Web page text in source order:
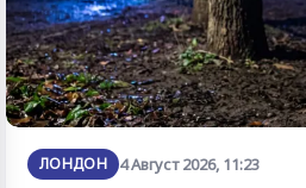
ЛОНДОН 4 Август 2026, 11:23